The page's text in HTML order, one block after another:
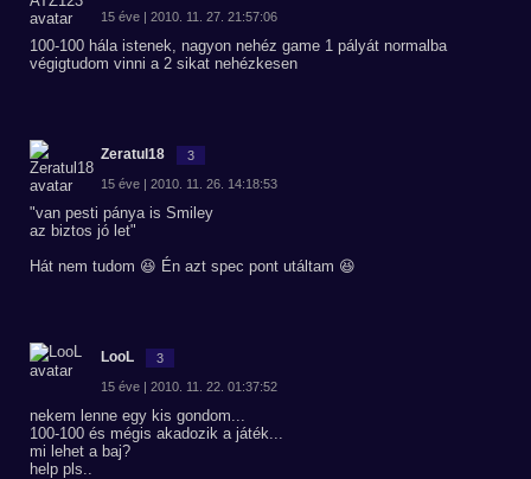
15 éve | 2010. 11. 27. 21:57:06
100-100 hála istenek, nagyon nehéz game 1 pályát normalba
végigtudom vinni a 2 sikat nehézkesen
Zeratul18 3
15 éve | 2010. 11. 26. 14:18:53
"van pesti pánya is Smiley
az biztos jó let"
Hát nem tudom 😆 Én azt spec pont utáltam 😆
LooL 3
15 éve | 2010. 11. 22. 01:37:52
nekem lenne egy kis gondom...
100-100 és mégis akadozik a játék...
mi lehet a baj?
help pls..